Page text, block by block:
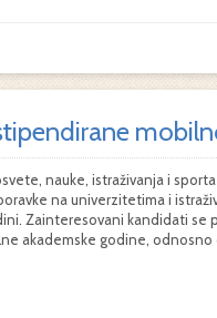
nauke, istraživanja i
na univerzitetima i
Zainteresovani kandidati se
akademske godine, odnosno